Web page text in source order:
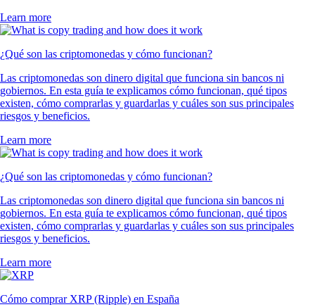
Learn more
¿Qué son las criptomonedas y cómo funcionan?
Las criptomonedas son dinero digital que funciona sin bancos ni
gobiernos. En esta guía te explicamos cómo funcionan, qué tipos
existen, cómo comprarlas y guardarlas y cuáles son sus principales
riesgos y beneficios.
Learn more
¿Qué son las criptomonedas y cómo funcionan?
Las criptomonedas son dinero digital que funciona sin bancos ni
gobiernos. En esta guía te explicamos cómo funcionan, qué tipos
existen, cómo comprarlas y guardarlas y cuáles son sus principales
riesgos y beneficios.
Learn more
Cómo comprar XRP (Ripple) en España